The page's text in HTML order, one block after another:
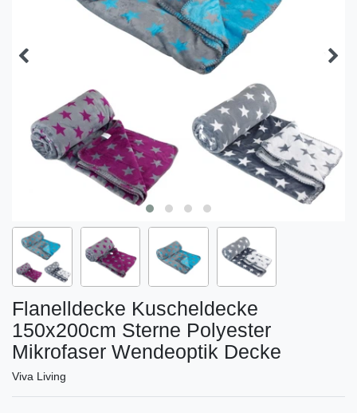
Flanelldecke Kuscheldecke
150x200cm Sterne Polyester
Mikrofaser Wendeoptik Decke
Viva Living